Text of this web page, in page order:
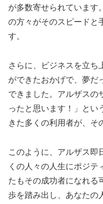
が多数寄せられています
の方々がそのスピードと
す。
さらに、ビジネスを立ち
ができたおかげで、夢だ
できました。アルザスの
ったと思います！」とい
きた多くの利用者が、そ
このように、アルザス即
くの人々の人生にポジテ
たもその成功者になれる
歩を踏み出し、あなたの